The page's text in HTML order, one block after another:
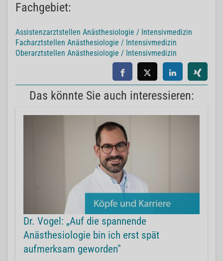
Fachgebiet:
Assistenzarztstellen Anästhesiologie / Intensivmedizin
Facharztstellen Anästhesiologie / Intensivmedizin
Oberarztstellen Anästhesiologie / Intensivmedizin
Das könnte Sie auch interessieren:
Dr. Vogel: „Auf die spannende
Anästhesiologie bin ich erst spät
aufmerksam geworden"